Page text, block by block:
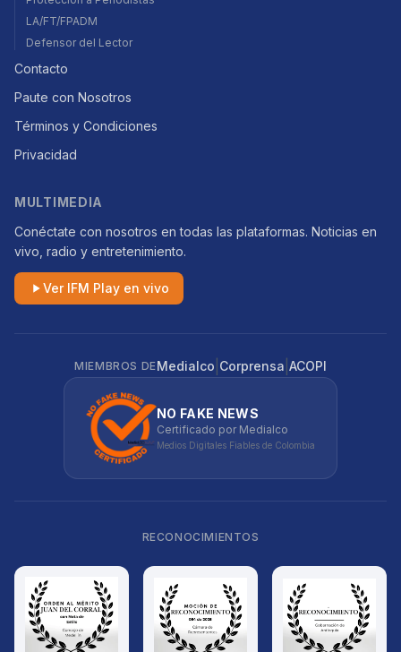
LA/FT/FPADM
Defensor del Lector
Contacto
Paute con Nosotros
Términos y Condiciones
Privacidad
MULTIMEDIA
Conéctate con nosotros en todas las plataformas. Noticias en
vivo, radio y entretenimiento.
Ver IFM Play en vivo
MIEMBROS DEMedialco Corprensa ACOPI
NO FAKE NEWS
Certificado por Medialco
Medios Digitales Fiables de Colombia
RECONOCIMIENTOS